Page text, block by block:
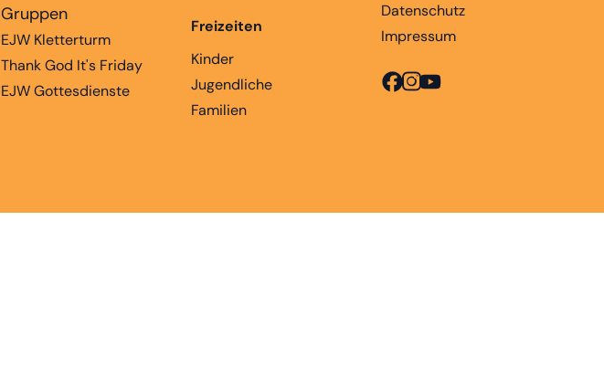
Gruppen
EJW Kletterturm
Thank God It's Friday
EJW Gottesdienste
Freizeiten
Kinder
Jugendliche
Familien
Datenschutz
Impressum